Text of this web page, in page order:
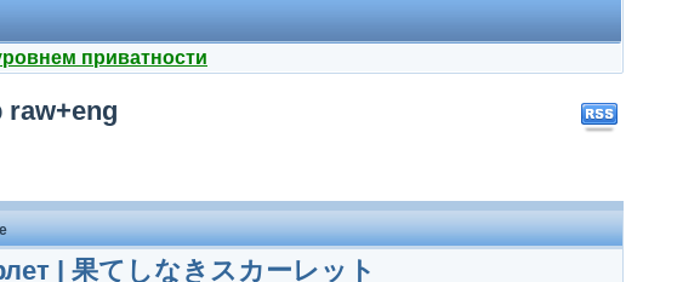
приватности
raw+eng
| 果てしなきスカーレット